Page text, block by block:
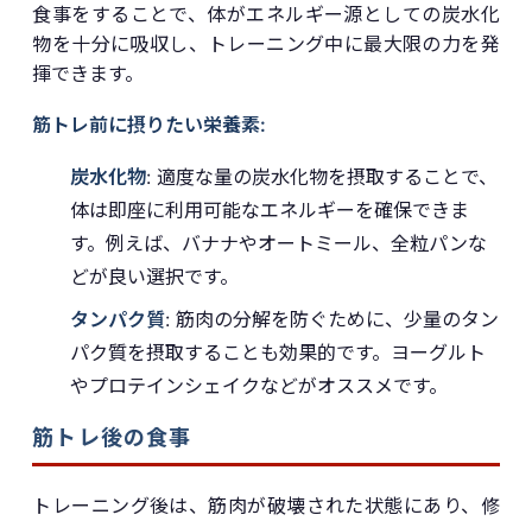
食事をすることで、体がエネルギー源としての炭水化
物を十分に吸収し、トレーニング中に最大限の力を発
揮できます。
筋トレ前に摂りたい栄養素:
炭水化物: 適度な量の炭水化物を摂取することで、
体は即座に利用可能なエネルギーを確保できま
す。例えば、バナナやオートミール、全粒パンな
どが良い選択です。
タンパク質: 筋肉の分解を防ぐために、少量のタン
パク質を摂取することも効果的です。ヨーグルト
やプロテインシェイクなどがオススメです。
筋トレ後の食事
トレーニング後は、筋肉が破壊された状態にあり、修